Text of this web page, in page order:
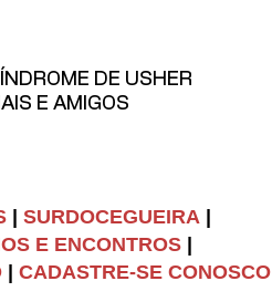
DE USHER
E AMIGOS
SURDOCEGUEIRA
E ENCONTROS
CADASTRE-SE CONOSCO